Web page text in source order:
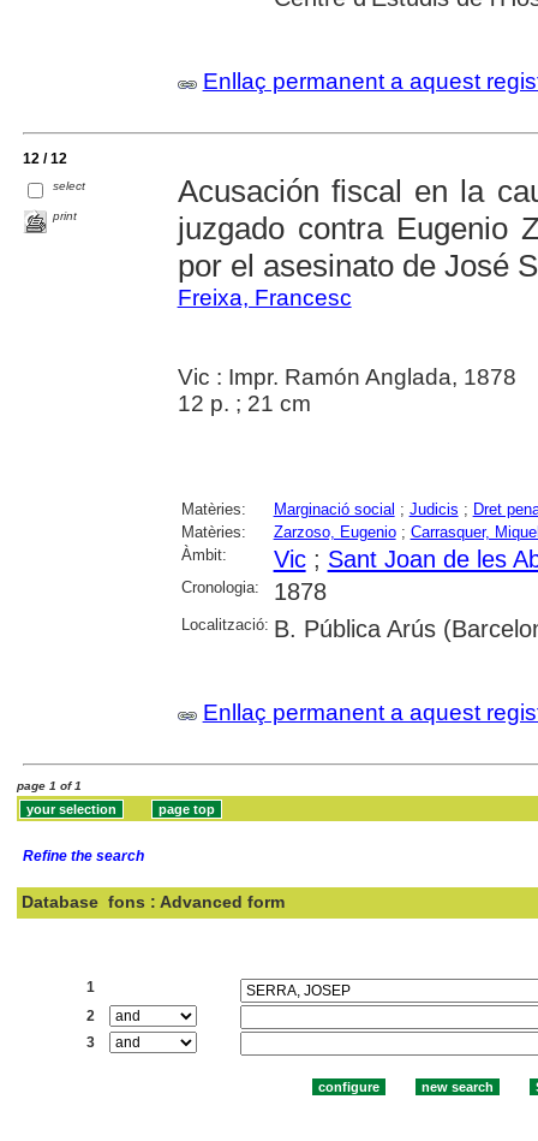
Enllaç permanent a aquest
12 / 12
select
print
Acusación fiscal en la
juzgado contra Eugenio
por el asesinato de José
Freixa, Francesc
Vic : Impr. Ramón Anglada, 1878
12 p. ; 21 cm
Matèries: Marginació social ; Judicis ; Dret
Matèries:
Zarzoso, Eugenio; Carrasquer,
Àmbit:
Vic; Sant Joan de les
Cronologia: 1878
Localització: B. Pública Arús
Enllaç permanent a aquest
page 1 of 1
Refine the search
Database fons : Advanced form
1
2
3